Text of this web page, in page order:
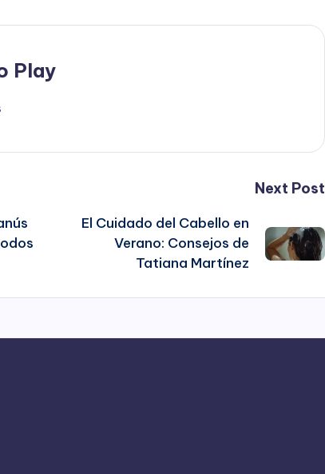
Play
Next Post
El Cuidado del Cabello en
Verano: Consejos de
Tatiana Martínez